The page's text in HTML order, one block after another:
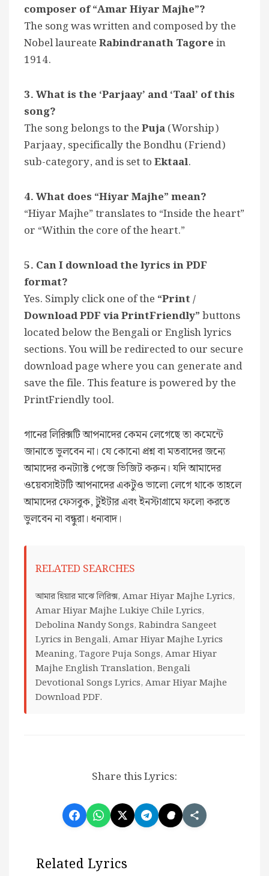
composer of “Amar Hiyar Majhe”?
The song was written and composed by the
Nobel laureateRabindranath Tagorein
1914.
3. What is the ‘Parjaay’ and ‘Taal’ of this
song?
The song belongs to thePuja(Worship)
Parjaay, specifically the Bondhu (Friend)
sub-category, and is set toEktaal.
4. What does “Hiyar Majhe” mean?
“Hiyar Majhe” translates to “Inside the heart”
or “Within the core of the heart.”
5. Can I download the lyrics in PDF
format?
Yes. Simply click one of the “Print /
Download PDF via PrintFriendly”buttons
located below the Bengali or English lyrics
sections. You will be redirected to our secure
download page where you can generate and
save the file. This feature is powered by the
PrintFriendly tool.
গানের লিরিক্সটি আপনাদের কেমন লেগেছে তা কমেন্টে
জানাতে ভুলবেন না। যে কোনো প্রশ্ন বা মতবাদের জন্যে
আমাদের কনট্যাক্ট পেজে ভিজিট করুন। যদি আমাদের
ওয়েবসাইটটি আপনাদের একটুও ভালো লেগে থাকে তাহলে
আমাদের ফেসবুক, টুইটার এবং ইনস্টাগ্রামে ফলো করতে
ভুলবেন না বন্ধুরা। ধন্যবাদ।
RELATED SEARCHES
আমার হিয়ার মাঝে লিরিক্স, Amar Hiyar Majhe Lyrics,
Amar Hiyar Majhe Lukiye Chile Lyrics,
Debolina Nandy Songs, Rabindra Sangeet
Lyrics in Bengali, Amar Hiyar Majhe Lyrics
Meaning, Tagore Puja Songs, Amar Hiyar
Majhe English Translation, Bengali
Devotional Songs Lyrics, Amar Hiyar Majhe
Download PDF.
Share this Lyrics:
Related Lyrics